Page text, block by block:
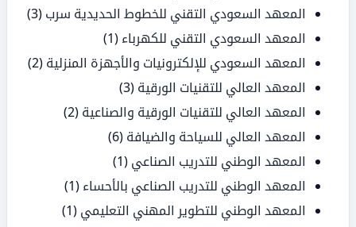
المعهد السعودي التقني للخطوط الحديدية سرب (3)
المعهد السعودي التقني للكهرباء (1)
المعهد السعودي للإلكترونيات والأجهزة المنزلية (2)
المعهد العالي للتقنيات الورقية (3)
المعهد العالي للتقنيات الورقية والصناعية (2)
المعهد العالي للسياحة والضيافة (6)
المعهد الوطني للتدريب الصناعي (1)
المعهد الوطني للتدريب الصناعي بالأحساء (1)
المعهد الوطني للتطوير المهني التعليمي (1)